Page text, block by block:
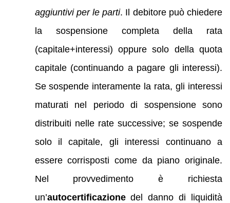
aggiuntivi per le parti. Il debitore può chiedere
la sospensione completa della rata
(capitale+interessi) oppure solo della quota
capitale (continuando a pagare gli interessi).
Se sospende interamente la rata, gli interessi
maturati nel periodo di sospensione sono
distribuiti nelle rate successive; se sospende
solo il capitale, gli interessi continuano a
essere corrisposti come da piano originale.
Nel provvedimento è richiesta
un’autocertificazionedel danno di liquidità